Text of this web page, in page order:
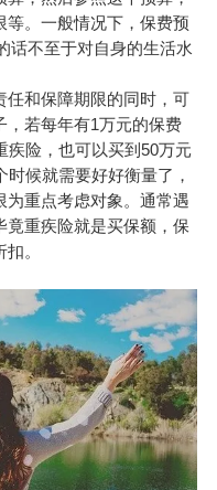
。一般情况下，保费预
话不至于对自身的生活水
和保障期限的同时，可
，若每年有1万元的保费
疾险，也可以买到50万元
候就需要好好衡量了，
为重点考虑对象。通常遇
重疾险就是买保额，保
。